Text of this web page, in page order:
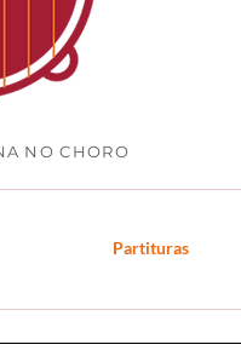
NO CHORO
Partituras